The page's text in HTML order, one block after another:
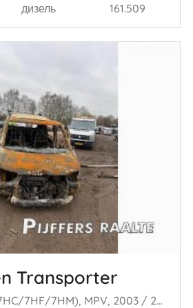
дизель 161.509
Transporter
Multivan T5 (7E/7HC/7HF/7HM), MPV, 2003 / 2015 2.5 TDi